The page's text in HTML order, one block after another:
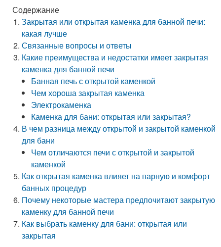
Содержание
Закрытая или открытая каменка для банной печи:
какая лучше
Связанные вопросы и ответы
Какие преимущества и недостатки имеет закрытая
каменка для банной печи
Банная печь с открытой каменкой
Чем хороша закрытая каменка
Электрокаменка
Каменка для бани: открытая или закрытая?
В чем разница между открытой и закрытой каменкой
для бани
Чем отличаются печи с открытой и закрытой
каменкой
Как открытая каменка влияет на парную и комфорт
банных процедур
Почему некоторые мастера предпочитают закрытую
каменку для банной печи
Как выбрать каменку для бани: открытая или
закрытая